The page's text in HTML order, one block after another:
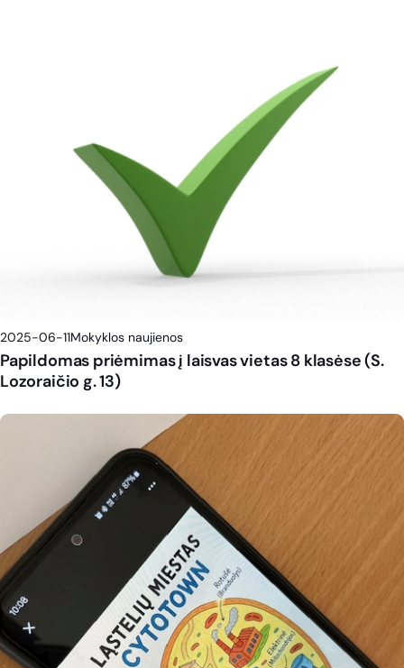
2025-06-11Mokyklos naujienos
Papildomas priėmimas į laisvas vietas 8 klasėse (S.
Lozoraičio g. 13)